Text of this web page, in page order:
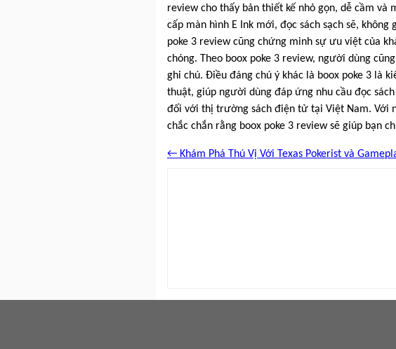
review cho thấy bản thiết kế nhỏ gọn, dễ cầm và
cấp màn hình E Ink mới, đọc sách sạch sẽ,
poke 3 review cũng chứng minh sự ưu việt của
chóng. Theo boox poke 3 review, người dùng
ghi chú. Điều đáng chú ý khác là boox poke 3 là
thuật, giúp người dùng đáp ứng nhu cầu đọc
đối với thị trường sách điện tử tại Việt Nam. Với
chắc chắn rằng boox poke 3 review sẽ giúp bạn
← Khám Phá Thú Vị Với Texas Pokerist và